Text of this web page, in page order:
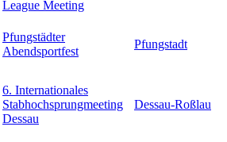
League Meeting
Pfungstädter
Abendsportfest
Pfungstadt
6. Internationales
Stabhochsprungmeeting
Dessau
Dessau-Roßlau